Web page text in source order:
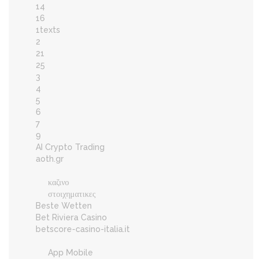
14
16
1texts
2
21
25
3
4
5
6
7
9
AI Crypto Trading
aoth.gr
καζινο
στοιχηματικες
Beste Wetten
Bet Riviera Casino
betscore-casino-italia.it
App Mobile